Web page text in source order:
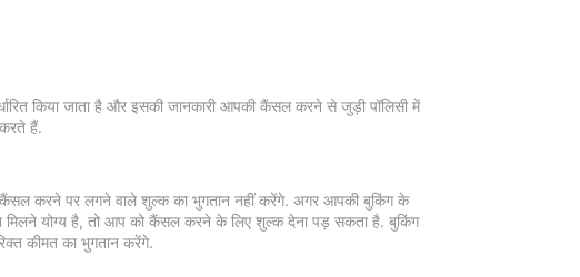
किया जाता है और इसकी जानकारी आपकी कैंसल करने से जुड़ी पॉलिसी में
हैं.
करने पर लगने वाले शुल्क का भुगतान नहीं करेंगे. अगर आपकी बुकिंग के
मिलने योग्य है, तो आप को कैंसल करने के लिए शुल्क देना पड़ सकता है. बुकिंग
कीमत का भुगतान करेंगे.